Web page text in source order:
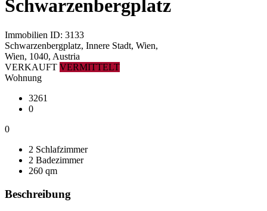
Schwarzenbergplatz
Immobilien ID: 3133
Schwarzenbergplatz, Innere Stadt, Wien,
Wien, 1040, Austria
VERKAUFT VERMITTELT
Wohnung
3261
0
0
2 Schlafzimmer
2 Badezimmer
260 qm
Beschreibung